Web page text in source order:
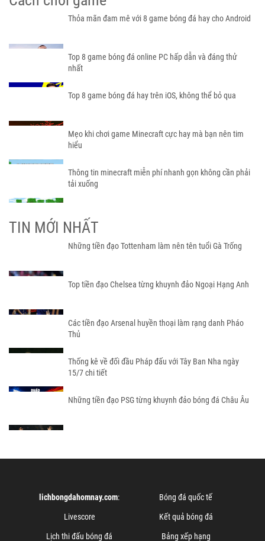
Thỏa mãn đam mê với 8 game bóng đá hay cho Android
Top 8 game bóng đá online PC hấp dẫn và đáng thử
nhất
Top 8 game bóng đá hay trên iOS, không thể bỏ qua
Mẹo khi chơi game Minecraft cực hay mà bạn nên tim
hiểu
Thông tin minecraft miễn phí nhanh gọn không cần phải
tải xuống
TIN MỚI NHẤT
Những tiền đạo Tottenham làm nên tên tuổi Gà Trống
Top tiền đạo Chelsea từng khuynh đảo Ngoại Hạng Anh
Các tiền đạo Arsenal huyền thoại làm rạng danh Pháo
Thủ
Thống kê về đối đầu Pháp đấu với Tây Ban Nha ngày
15/7 chi tiết
Những tiền đạo PSG từng khuynh đảo bóng đá Châu Âu
lichbongdahomnay.com: Bóng đá quốc tế
Livescore Kết quả bóng đá
Lịch thi đấu bóng đá Bảng xếp hạng